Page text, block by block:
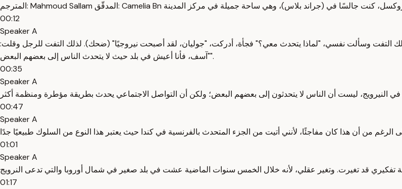
00:12
Speaker A
التفت وسألت نفسي، "لماذا يتحدث معي؟" فجأة، أدركت، "جوليان، لقد أصبحت نيروجيًا" (ضحك). لذلك التفت للرجل وقلت:
"آسف، فأنا أعيش في بلد حيث لا يتحدث الناس إلى بعضهم البعض".
00:35
Speaker A
00:47
Speaker A
01:01
Speaker A
01:17